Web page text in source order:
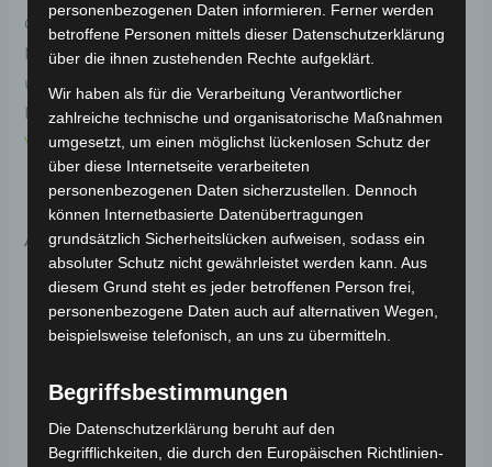
Original-Ersatzteil für den Elektro-Scooter VSX.
Mittlerer ständerfeder für optimale Funktionalität
und Haltbarkeit. Weitere Informationen zum
Fahrzeug findest du hier:Volta Motor Elektro-Scooter
VSX.
Ähnliche Produkte
personenbezogenen Daten informieren. Ferner werden
betroffene Personen mittels dieser Datenschutzerklärung
über die ihnen zustehenden Rechte aufgeklärt.
Wir haben als für die Verarbeitung Verantwortlicher
zahlreiche technische und organisatorische Maßnahmen
umgesetzt, um einen möglichst lückenlosen Schutz der
über diese Internetseite verarbeiteten
personenbezogenen Daten sicherzustellen. Dennoch
können Internetbasierte Datenübertragungen
grundsätzlich Sicherheitslücken aufweisen, sodass ein
absoluter Schutz nicht gewährleistet werden kann. Aus
diesem Grund steht es jeder betroffenen Person frei,
personenbezogene Daten auch auf alternativen Wegen,
beispielsweise telefonisch, an uns zu übermitteln.
Begriffsbestimmungen
Die Datenschutzerklärung beruht auf den
Begrifflichkeiten, die durch den Europäischen Richtlinien-